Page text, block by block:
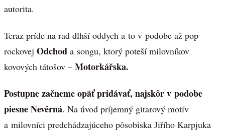
autorita.
Teraz príde na rad dlhší oddych a to v podobe až pop
rockovej Odchod a songu, ktorý poteší milovníkov
kovových tátošov – Motorkářska.
Postupne začneme opäť pridávať, najskôr v podobe
piesne Nevěrná. Na úvod príjemný gitarový motív
a milovníci predchádzajúceho pôsobiska Jiřího Karpjuka